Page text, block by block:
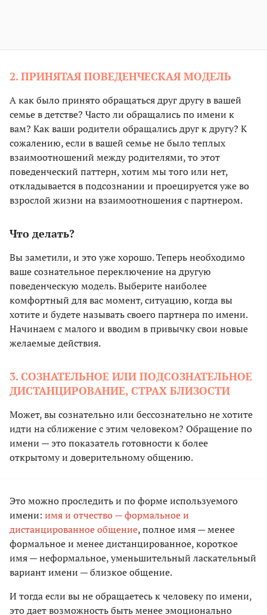
2. ПРИНЯТАЯ ПОВЕДЕНЧЕСКАЯ МОДЕЛЬ
А как было принято обращаться друг другу в вашей
семье в детстве? Часто ли обращались по имени к
вам? Как ваши родители обращались друг к другу? К
сожалению, если в вашей семье не было теплых
взаимоотношений между родителями, то этот
поведенческий паттерн, хотим мы того или нет,
откладывается в подсознании и проецируется уже во
взрослой жизни на взаимоотношения с партнером.
Что делать?
Вы заметили, и это уже хорошо. Теперь необходимо
ваше сознательное переключение на другую
поведенческую модель. Выберите наиболее
комфортный для вас момент, ситуацию, когда вы
хотите и будете называть своего партнера по имени.
Начинаем с малого и вводим в привычку свои новые
желаемые действия.
3. СОЗНАТЕЛЬНОЕ ИЛИ ПОДСОЗНАТЕЛЬНОЕ
ДИСТАНЦИРОВАНИЕ, СТРАХ БЛИЗОСТИ
Может, вы сознательно или бессознательно не хотите
идти на сближение с этим человеком? Обращение по
имени — это показатель готовности к более
открытому и доверительному общению.
Это можно проследить и по форме используемого
имени: имя и отчество — формальное и
дистанцированное общение, полное имя — менее
формальное и менее дистанцированное, короткое
имя — неформальное, уменьшительный ласкательный
вариант имени — близкое общение.
И тогда если вы не обращаетесь к человеку по имени,
это дает возможность быть менее эмоционально